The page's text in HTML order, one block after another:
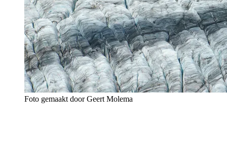
Foto gemaakt door Geert Molema